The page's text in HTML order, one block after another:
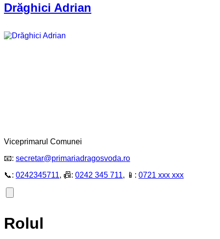
Drăghici Adrian
Viceprimarul Comunei
📧: secretar@primariadragosvoda.ro
📞: 0242345711, 📠: 0242 345 711, 📱: 0721 xxx xxx
Rolul